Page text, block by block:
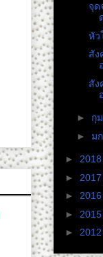
จุด
หัว
สั
สั
► กุ
► ม
► 2018
► 2017
► 2016
► 2015
► 2012